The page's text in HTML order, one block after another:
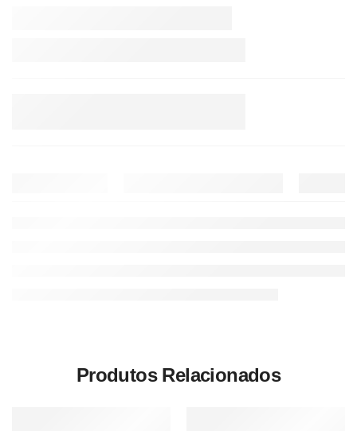
Produtos Relacionados